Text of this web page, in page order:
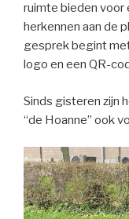
ruimte bieden voor
herkennen aan de
gesprek begint met
logo en een QR-
Sinds gisteren zijn
“de Hoanne” ook